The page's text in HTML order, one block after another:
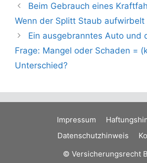
Beim Gebrauch eines
Wenn der Splitt Staub aufwirbelt
Ein ausgebranntes Auto und
Frage: Mangel oder Schaden =
Unterschied?
Impressum
Datenschutzhinweis
© Versicherungsrecht